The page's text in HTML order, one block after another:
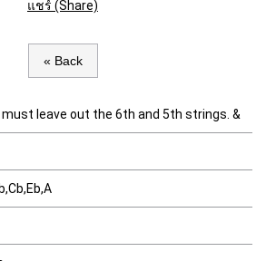
แชร์ (Share)
« Back
must leave out the 6th and 5th strings. &